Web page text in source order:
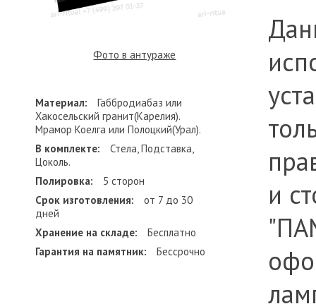
Фото в антураже
Материал:
Габбродиабаз или
Хакосельский гранит(Карелия).
Мрамор Коелга или Полоцкий(Урал).
В комплекте:
Стела, Подставка,
Цоколь.
Полировка:
5 сторон
Срок изготовления:
от 7 до 30
дней
Хранение на складе:
Бесплатно
Гарантия на памятник:
Бессрочно
и